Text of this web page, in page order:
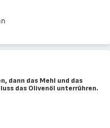
dann das Mehl und das
das Olivenöl unterrühren.